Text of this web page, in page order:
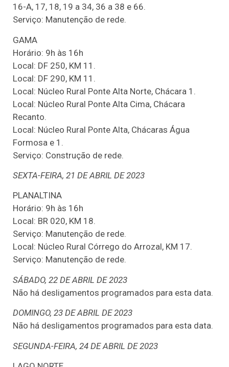
16-A, 17, 18, 19 a 34, 36 a 38 e 66.
Serviço: Manutenção de rede.
GAMA
Horário: 9h às 16h
Local: DF 250, KM 11.
Local: DF 290, KM 11.
Local: Núcleo Rural Ponte Alta Norte, Chácara 1.
Local: Núcleo Rural Ponte Alta Cima, Chácara
Recanto.
Local: Núcleo Rural Ponte Alta, Chácaras Água
Formosa e 1.
Serviço: Construção de rede.
SEXTA-FEIRA, 21 DE ABRIL DE 2023
PLANALTINA
Horário: 9h às 16h
Local: BR 020, KM 18.
Serviço: Manutenção de rede.
Local: Núcleo Rural Córrego do Arrozal, KM 17.
Serviço: Manutenção de rede.
SÁBADO, 22 DE ABRIL DE 2023
Não há desligamentos programados para esta data.
DOMINGO, 23 DE ABRIL DE 2023
Não há desligamentos programados para esta data.
SEGUNDA-FEIRA, 24 DE ABRIL DE 2023